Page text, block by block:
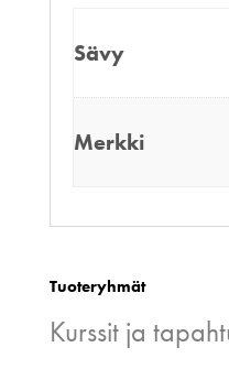
Sävy
Merkki
Tuoteryhmät
Kurssit ja